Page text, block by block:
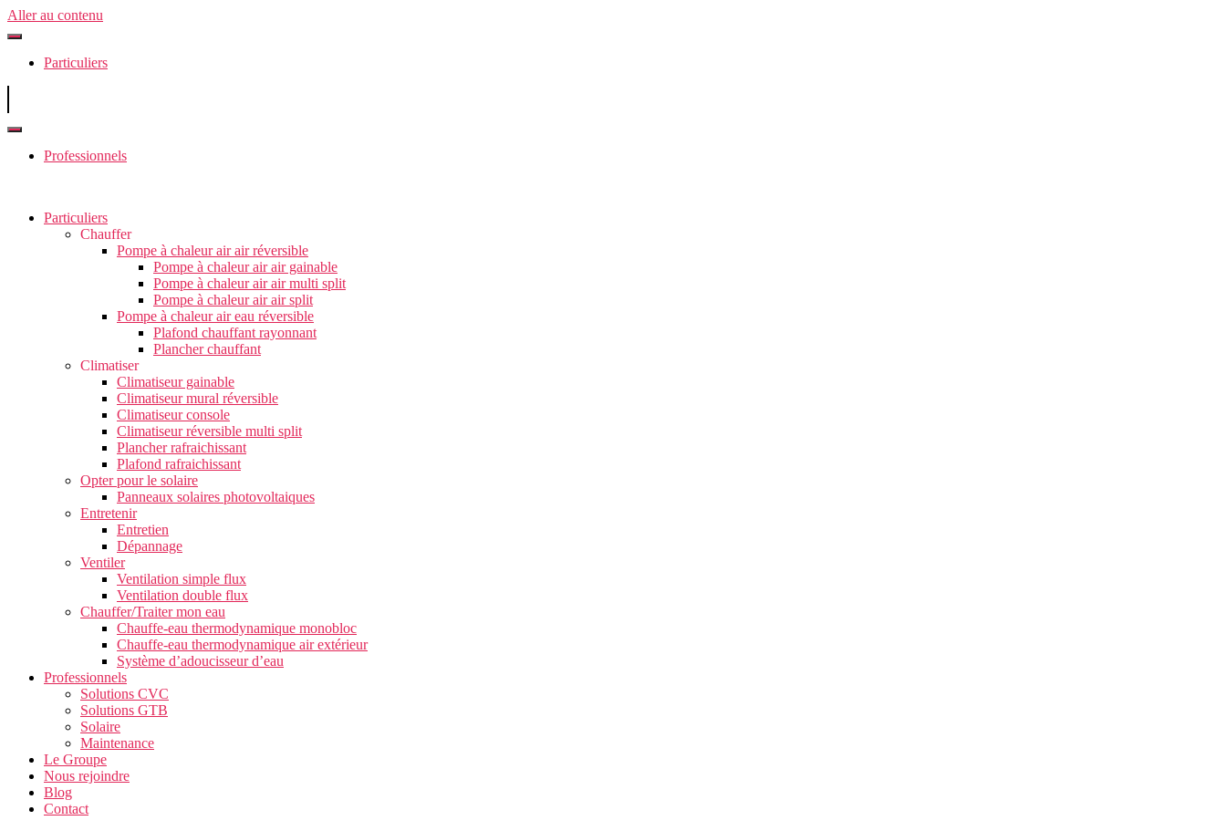
Aller au contenu
Particuliers
Professionnels
Particuliers
Chauffer
Pompe à chaleur air air réversible
Pompe à chaleur air air gainable
Pompe à chaleur air air multi split
Pompe à chaleur air air split
Pompe à chaleur air eau réversible
Plafond chauffant rayonnant
Plancher chauffant
Climatiser
Climatiseur gainable
Climatiseur mural réversible
Climatiseur console
Climatiseur réversible multi split
Plancher rafraichissant
Plafond rafraichissant
Opter pour le solaire
Panneaux solaires photovoltaiques
Entretenir
Entretien
Dépannage
Ventiler
Ventilation simple flux
Ventilation double flux
Chauffer/Traiter mon eau
Chauffe-eau thermodynamique monobloc
Chauffe-eau thermodynamique air extérieur
Système d’adoucisseur d’eau
Professionnels
Solutions CVC
Solutions GTB
Solaire
Maintenance
Le Groupe
Nous rejoindre
Blog
Contact